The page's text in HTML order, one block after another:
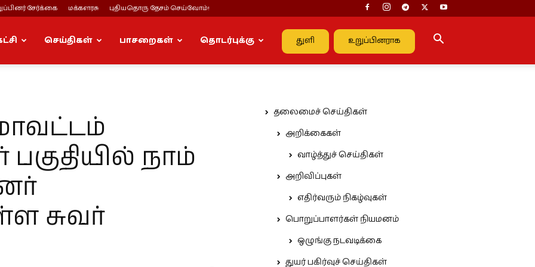
சேர்க்கை மக்களரசு புதியதொரு தேசம் செய்வோம்!
துளி உறுப்பினராக
செய்திகள் பாசறைகள் தொடர்புக்கு
பகுதியில் நாம்
சுவர்
தலைமைச் செய்திகள்
அறிக்கைகள்
வாழ்த்துச் செய்திகள்
அறிவிப்புகள்
எதிர்வரும் நிகழ்வுகள்
பொறுப்பாளர்கள் நியமனம்
ஒழுங்கு நடவடிக்கை
துயர் பகிர்வுச் செய்திகள்